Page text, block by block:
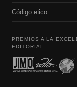
Código etico
PREMIOS A LA
EDITORIAL